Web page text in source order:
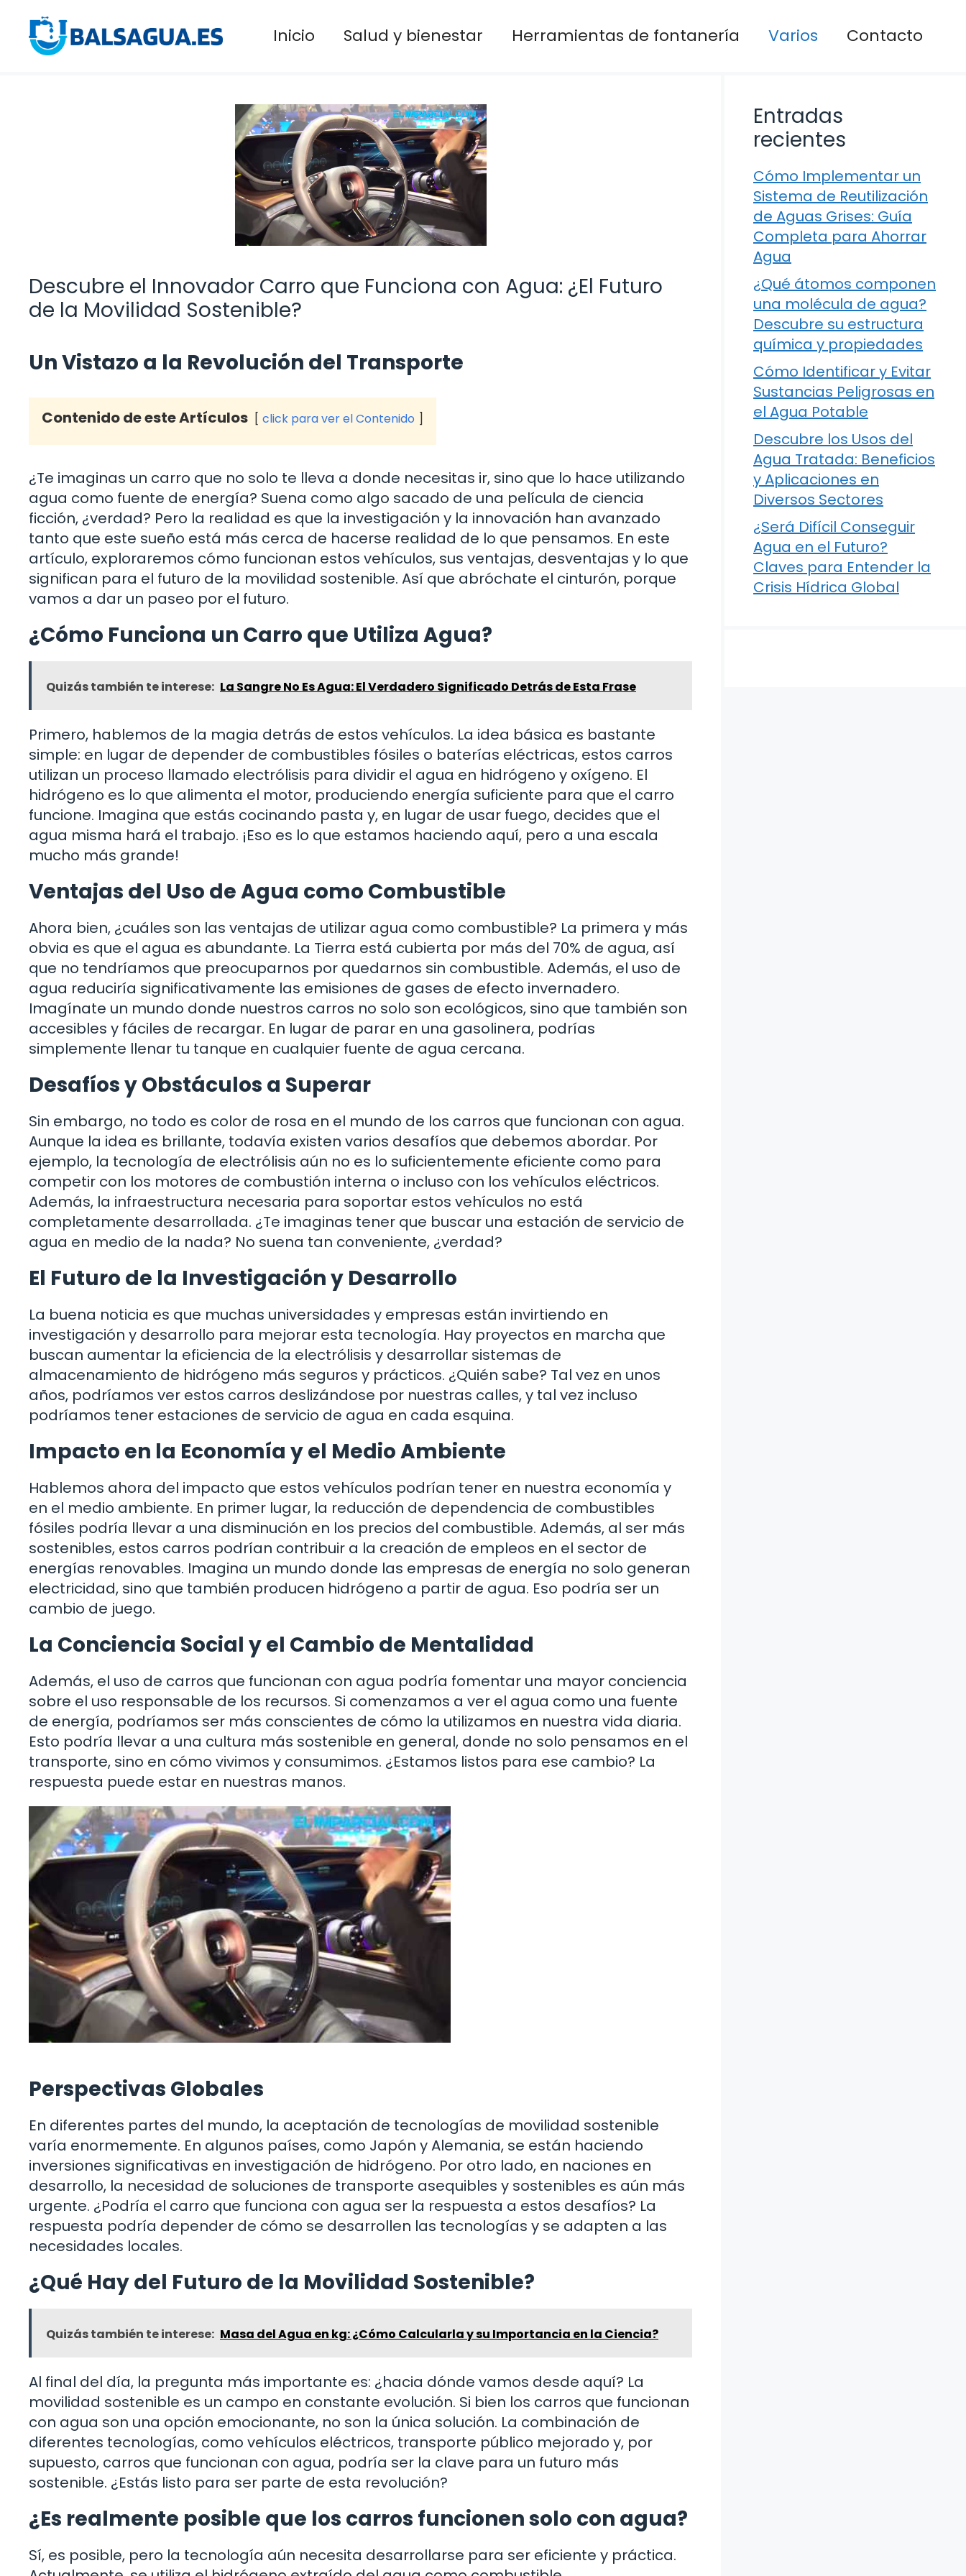
contenido
Inicio Salud y bienestar Herramientas de fontanería Varios Contacto
Descubre el Innovador Carro que Funciona con Agua: ¿El Futuro
de la Movilidad Sostenible?
Un Vistazo a la Revolución del Transporte
Contenido de este Artículos click para ver el Contenido
¿Te imaginas un carro que no solo te lleva a donde necesitas ir, sino que lo hace utilizando
agua como fuente de energía? Suena como algo sacado de una película de ciencia
ficción, ¿verdad? Pero la realidad es que la investigación y la innovación han avanzado
tanto que este sueño está más cerca de hacerse realidad de lo que pensamos. En este
artículo, exploraremos cómo funcionan estos vehículos, sus ventajas, desventajas y lo que
significan para el futuro de la movilidad sostenible. Así que abróchate el cinturón, porque
vamos a dar un paseo por el futuro.
¿Cómo Funciona un Carro que Utiliza Agua?
Quizás también te interese: La Sangre No Es Agua: El Verdadero Significado Detrás de Esta Frase
Primero, hablemos de la magia detrás de estos vehículos. La idea básica es bastante
simple: en lugar de depender de combustibles fósiles o baterías eléctricas, estos carros
utilizan un proceso llamado electrólisis para dividir el agua en hidrógeno y oxígeno. El
hidrógeno es lo que alimenta el motor, produciendo energía suficiente para que el carro
funcione. Imagina que estás cocinando pasta y, en lugar de usar fuego, decides que el
agua misma hará el trabajo. ¡Eso es lo que estamos haciendo aquí, pero a una escala
mucho más grande!
Ventajas del Uso de Agua como Combustible
Ahora bien, ¿cuáles son las ventajas de utilizar agua como combustible? La primera y más
obvia es que el agua es abundante. La Tierra está cubierta por más del 70% de agua, así
que no tendríamos que preocuparnos por quedarnos sin combustible. Además, el uso de
agua reduciría significativamente las emisiones de gases de efecto invernadero.
Imagínate un mundo donde nuestros carros no solo son ecológicos, sino que también son
accesibles y fáciles de recargar. En lugar de parar en una gasolinera, podrías
simplemente llenar tu tanque en cualquier fuente de agua cercana.
Desafíos y Obstáculos a Superar
Sin embargo, no todo es color de rosa en el mundo de los carros que funcionan con agua.
Aunque la idea es brillante, todavía existen varios desafíos que debemos abordar. Por
ejemplo, la tecnología de electrólisis aún no es lo suficientemente eficiente como para
competir con los motores de combustión interna o incluso con los vehículos eléctricos.
Además, la infraestructura necesaria para soportar estos vehículos no está
completamente desarrollada. ¿Te imaginas tener que buscar una estación de servicio de
agua en medio de la nada? No suena tan conveniente, ¿verdad?
El Futuro de la Investigación y Desarrollo
La buena noticia es que muchas universidades y empresas están invirtiendo en
investigación y desarrollo para mejorar esta tecnología. Hay proyectos en marcha que
buscan aumentar la eficiencia de la electrólisis y desarrollar sistemas de
almacenamiento de hidrógeno más seguros y prácticos. ¿Quién sabe? Tal vez en unos
años, podríamos ver estos carros deslizándose por nuestras calles, y tal vez incluso
podríamos tener estaciones de servicio de agua en cada esquina.
Impacto en la Economía y el Medio Ambiente
Hablemos ahora del impacto que estos vehículos podrían tener en nuestra economía y
en el medio ambiente. En primer lugar, la reducción de dependencia de combustibles
fósiles podría llevar a una disminución en los precios del combustible. Además, al ser más
sostenibles, estos carros podrían contribuir a la creación de empleos en el sector de
energías renovables. Imagina un mundo donde las empresas de energía no solo generan
electricidad, sino que también producen hidrógeno a partir de agua. Eso podría ser un
cambio de juego.
La Conciencia Social y el Cambio de Mentalidad
Además, el uso de carros que funcionan con agua podría fomentar una mayor conciencia
sobre el uso responsable de los recursos. Si comenzamos a ver el agua como una fuente
de energía, podríamos ser más conscientes de cómo la utilizamos en nuestra vida diaria.
Esto podría llevar a una cultura más sostenible en general, donde no solo pensamos en el
transporte, sino en cómo vivimos y consumimos. ¿Estamos listos para ese cambio? La
respuesta puede estar en nuestras manos.
Perspectivas Globales
En diferentes partes del mundo, la aceptación de tecnologías de movilidad sostenible
varía enormemente. En algunos países, como Japón y Alemania, se están haciendo
inversiones significativas en investigación de hidrógeno. Por otro lado, en naciones en
desarrollo, la necesidad de soluciones de transporte asequibles y sostenibles es aún más
urgente. ¿Podría el carro que funciona con agua ser la respuesta a estos desafíos? La
respuesta podría depender de cómo se desarrollen las tecnologías y se adapten a las
necesidades locales.
¿Qué Hay del Futuro de la Movilidad Sostenible?
Quizás también te interese: Masa del Agua en kg: ¿Cómo Calcularla y su Importancia en la Ciencia?
Al final del día, la pregunta más importante es: ¿hacia dónde vamos desde aquí? La
movilidad sostenible es un campo en constante evolución. Si bien los carros que funcionan
con agua son una opción emocionante, no son la única solución. La combinación de
diferentes tecnologías, como vehículos eléctricos, transporte público mejorado y, por
supuesto, carros que funcionan con agua, podría ser la clave para un futuro más
sostenible. ¿Estás listo para ser parte de esta revolución?
¿Es realmente posible que los carros funcionen solo con agua?
Sí, es posible, pero la tecnología aún necesita desarrollarse para ser eficiente y práctica.
Entradas
recientes
Cómo Implementar un
Sistema de Reutilización
de Aguas Grises: Guía
Completa para Ahorrar
Agua
¿Qué átomos componen
una molécula de agua?
Descubre su estructura
química y propiedades
Cómo Identificar y Evitar
Sustancias Peligrosas en
el Agua Potable
Descubre los Usos del
Agua Tratada: Beneficios
y Aplicaciones en
Diversos Sectores
¿Será Difícil Conseguir
Agua en el Futuro?
Claves para Entender la
Crisis Hídrica Global